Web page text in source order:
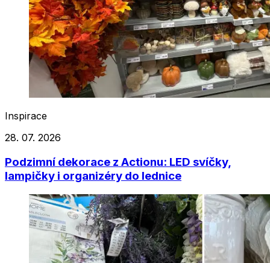
Inspirace
28. 07. 2026
Podzimní dekorace z Actionu: LED svíčky,
lampičky i organizéry do lednice